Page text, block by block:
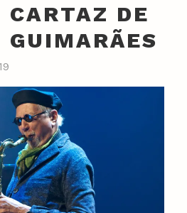
DE
GUIMARÃES
y
n
u
o
c
a
t